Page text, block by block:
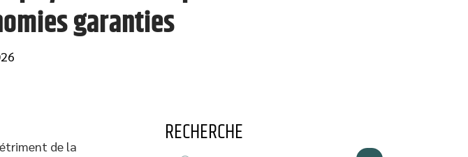
garanties
de la
RECHERCHE